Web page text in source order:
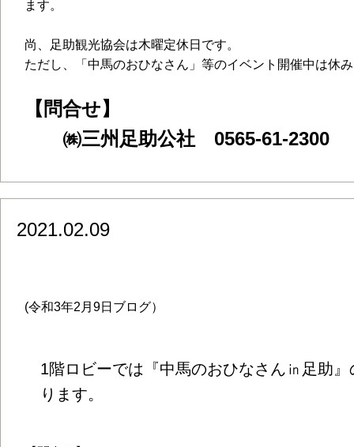
ます。
尚、足助観光協会は木曜定休日です。
ただし、「中馬のおひなさん」等のイベント開催中は休
【問合せ】
㈱三州足助公社 0565-61-2300
2021.02.09
(令和3年2月9日ブログ）
1階ロビーでは『中馬のおひなさん㏌足助
ります。